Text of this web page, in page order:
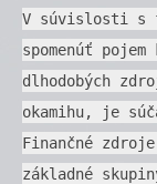
V súvislosti s
spomenúť
dlhodobých
okamihu, je
Finančné
základné